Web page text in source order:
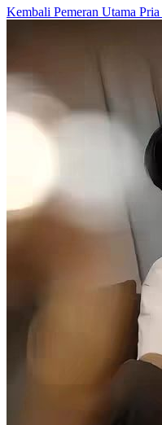
Kembali Pemeran Utama Pria